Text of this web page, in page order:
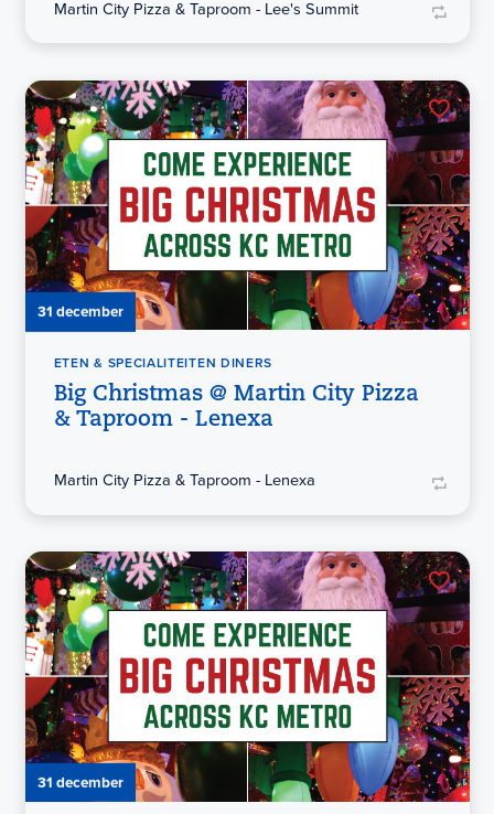
Martin City Pizza & Taproom - Lee's Summit
31 december
ETEN & SPECIALITEITEN DINERS
Big Christmas @ Martin City Pizza
& Taproom - Lenexa
Martin City Pizza & Taproom - Lenexa
31 december